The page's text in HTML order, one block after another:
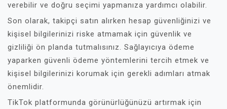
verebilir ve doğru seçimi yapmanıza yardımcı olabilir.
Son olarak, takipçi satın alırken hesap güvenliğinizi ve
kişisel bilgilerinizi riske atmamak için güvenlik ve
gizliliği ön planda tutmalısınız. Sağlayıcıya ödeme
yaparken güvenli ödeme yöntemlerini tercih etmek ve
kişisel bilgilerinizi korumak için gerekli adımları atmak
önemlidir.
TikTok platformunda görünürlüğünüzü artırmak için